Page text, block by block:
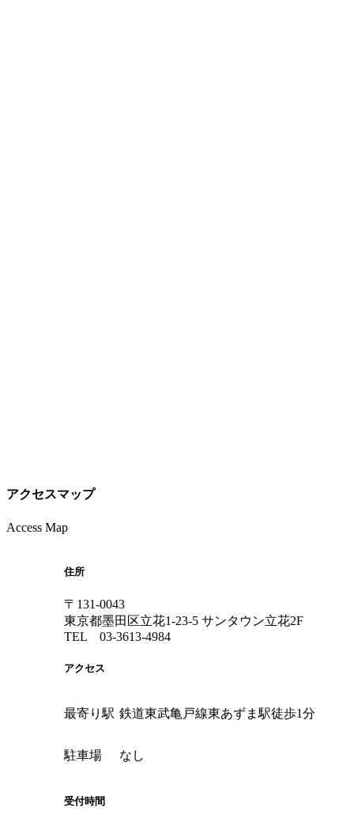
アクセスマップ
Access Map
住所
〒131-0043
東京都墨田区立花1-23-5 サンタウン立花2F
TEL 03-3613-4984
アクセス
最寄り駅 鉄道東武亀戸線東あずま駅徒歩1分
駐車場 なし
受付時間